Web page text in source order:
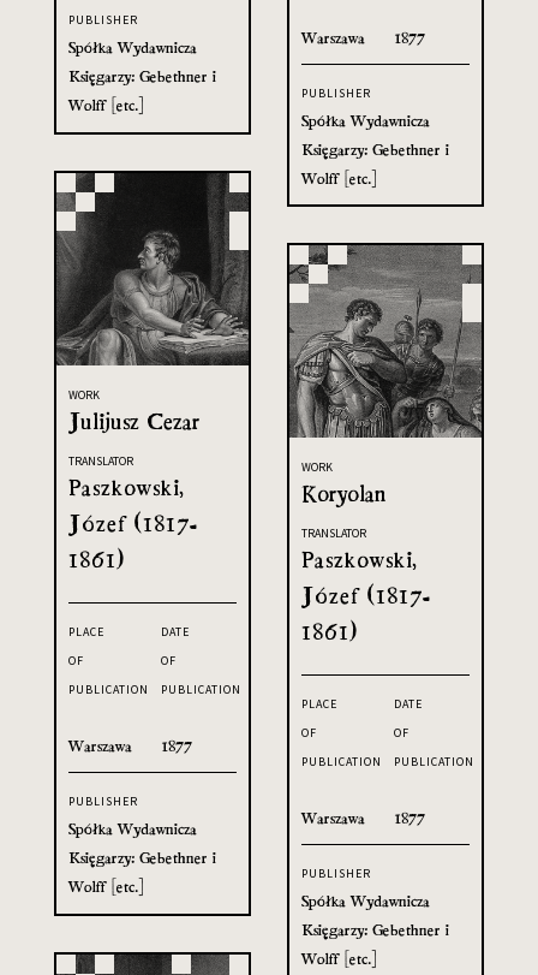
Warszawa 1877
PUBLISHER
Spółka Wydawnicza
Księgarzy: Gebethner i
Wolff [etc.]
PUBLISHER
Spółka Wydawnicza
Księgarzy: Gebethner i
Wolff [etc.]
WORK
Julijusz Cezar
TRANSLATOR
Paszkowski,
Józef (1817-
1861)
PLACE
OF
PUBLICATION
Warszawa
DATE
OF
PUBLICATION
1877
PUBLISHER
Spółka Wydawnicza
Księgarzy: Gebethner i
Wolff [etc.]
WORK
Koryolan
TRANSLATOR
Paszkowski,
Józef (1817-
1861)
PLACE
OF
PUBLICATION
Warszawa
DATE
OF
PUBLICATION
1877
PUBLISHER
Spółka Wydawnicza
Księgarzy: Gebethner i
Wolff [etc.]